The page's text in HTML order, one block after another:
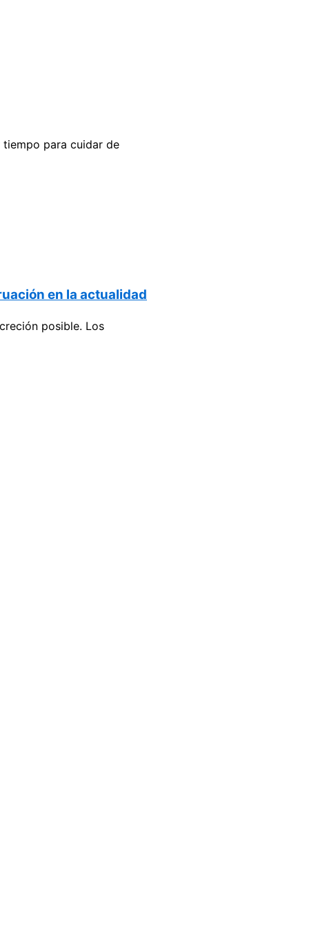
tiempo para cuidar de
en la actualidad
posible. Los